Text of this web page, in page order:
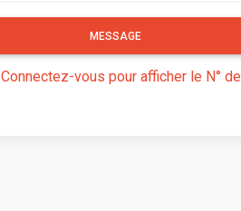
MESSAGE
Connectez-vous pour afficher le N° de